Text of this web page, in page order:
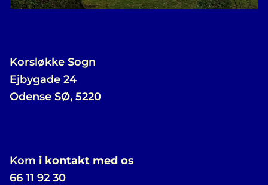
Korsløkke Sogn
Ejbygade 24
Odense SØ, 5220
Kom i kontakt med os
66 11 92 30